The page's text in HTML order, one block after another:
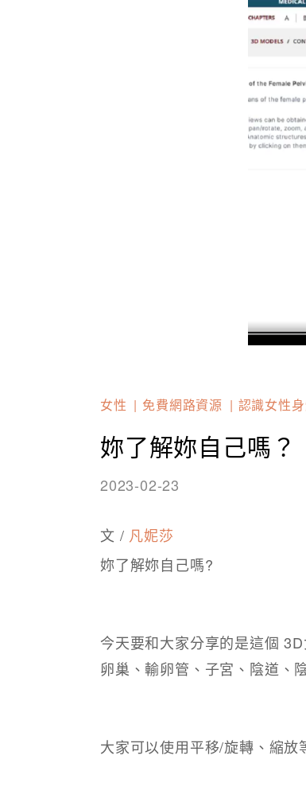
女性 免費網路資源 認識女性
妳了解妳自己嗎？
2023-02-23
文 / 凡妮莎
妳了解妳自己嗎?
今天要和大家分享的是這個
卵巢、輸卵管、子宮、陰道、
大家可以使用平移/旋轉、縮